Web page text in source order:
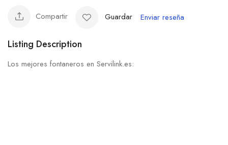
Compartir Guardar Enviar reseña
Listing Description
Los mejores fontaneros en Servilink.es: